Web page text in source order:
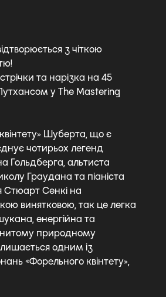
з чіткою
та нарізка на 45
у The Mastering
Шуберта, що є
чотирьох легенд
Гольдберга, альтиста
Граудана та піаніста
Стюарт Сенкі на
винятковою, так це легка
енергійна та
природному
одним із
«Форельного квінтету»,